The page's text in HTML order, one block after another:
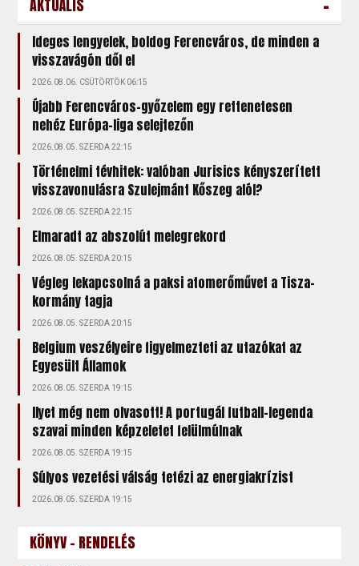
AKTUÁLIS
Ideges lengyelek, boldog Ferencváros, de minden a
visszavágón dől el
2026.08.06. CSÜTÖRTÖK 06:15
Újabb Ferencváros-győzelem egy rettenetesen
nehéz Európa-liga selejtezőn
2026.08.05. SZERDA 22:15
Történelmi tévhitek: valóban Jurisics kényszerített
visszavonulásra Szulejmánt Kőszeg alól?
2026.08.05. SZERDA 22:15
Elmaradt az abszolút melegrekord
2026.08.05. SZERDA 20:15
Végleg lekapcsolná a paksi atomerőművet a Tisza-
kormány tagja
2026.08.05. SZERDA 20:15
Belgium veszélyeire figyelmezteti az utazókat az
Egyesült Államok
2026.08.05. SZERDA 19:15
Ilyet még nem olvasott! A portugál futball-legenda
szavai minden képzeletet felülmúlnak
2026.08.05. SZERDA 19:15
Súlyos vezetési válság tetézi az energiakrízist
2026.08.05. SZERDA 19:15
KÖNYV - RENDELÉS